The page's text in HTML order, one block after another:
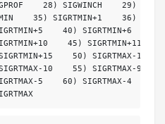
28) SIGWINCH    29)
35) SIGRTMIN+1    36)
40) SIGRTMIN+6
45) SIGRTMIN+11
50) SIGRTMAX-14
10    55) SIGRTMAX-9
5    60) SIGRTMAX-4